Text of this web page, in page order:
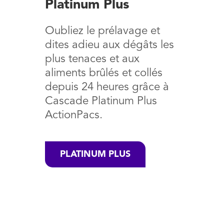
Platinum Plus
Oubliez le prélavage et
dites adieu aux dégâts les
plus tenaces et aux
aliments brûlés et collés
depuis 24 heures grâce à
Cascade Platinum Plus
ActionPacs.
PLATINUM PLUS